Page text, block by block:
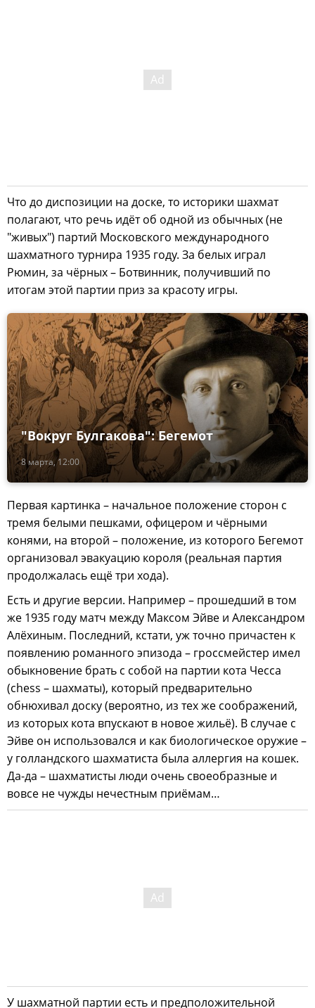
Что до диспозиции на доске, то историки шахмат
полагают, что речь идёт об одной из обычных (не
"живых") партий Московского международного
шахматного турнира 1935 году. За белых играл
Рюмин, за чёрных – Ботвинник, получивший по
итогам этой партии приз за красоту игры.
8 марта, 12:00
"Вокруг Булгакова": Бегемот
Первая картинка – начальное положение сторон с
тремя белыми пешками, офицером и чёрными
конями, на второй – положение, из которого Бегемот
организовал эвакуацию короля (реальная партия
продолжалась ещё три хода).
Есть и другие версии. Например – прошедший в том
же 1935 году матч между Максом Эйве и Александром
Алёхиным. Последний, кстати, уж точно причастен к
появлению романного эпизода – гроссмейстер имел
обыкновение брать с собой на партии кота Чесса
(chess – шахматы), который предварительно
обнюхивал доску (вероятно, из тех же соображений,
из которых кота впускают в новое жильё). В случае с
Эйве он использовался и как биологическое оружие –
у голландского шахматиста была аллергия на кошек.
Да-да – шахматисты люди очень своеобразные и
вовсе не чужды нечестным приёмам…
У шахматной партии есть и предположительной